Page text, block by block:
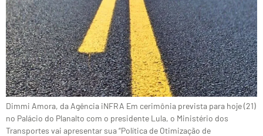
Dimmi Amora, da Agência iNFRA Em cerimônia prevista para hoje (21)
no Palácio do Planalto com o presidente Lula, o Ministério dos
Transportes vai apresentar sua “Política de Otimização de